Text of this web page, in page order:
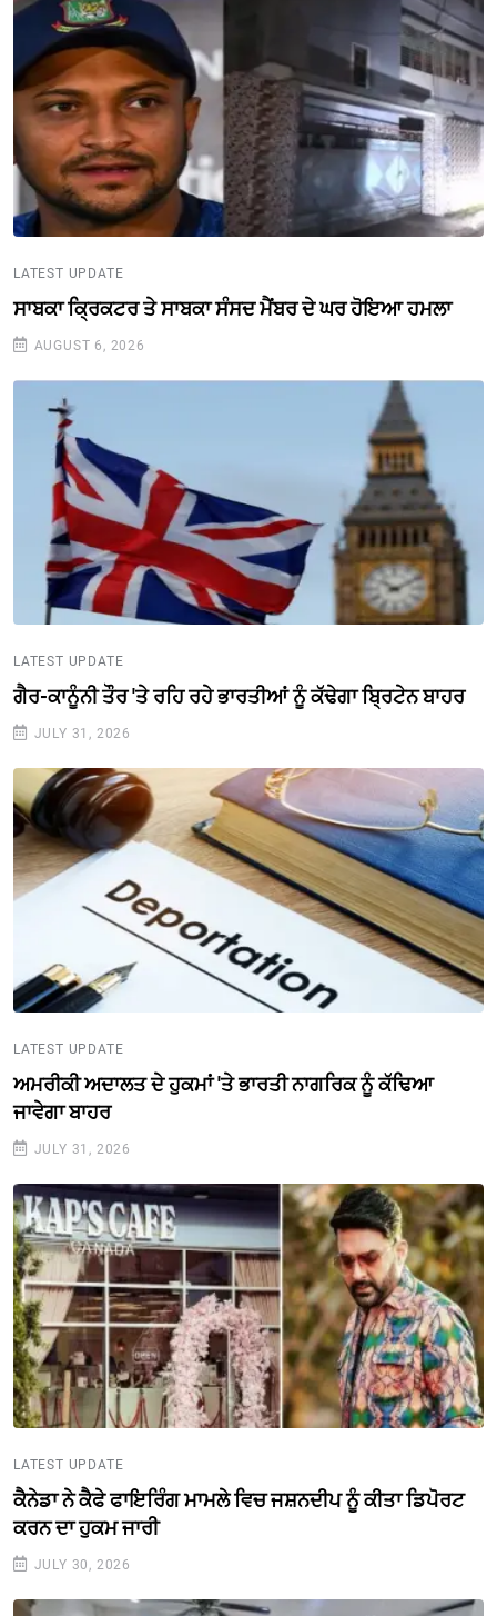
LATEST UPDATE
ਸਾਬਕਾ ਕ੍ਰਿਕਟਰ ਤੇ ਸਾਬਕਾ ਸੰਸਦ ਮੈਂਬਰ ਦੇ ਘਰ ਹੋਇਆ ਹਮਲਾ
AUGUST 6, 2026
LATEST UPDATE
ਗੈਰ-ਕਾਨੂੰਨੀ ਤੌਰ 'ਤੇ ਰਹਿ ਰਹੇ ਭਾਰਤੀਆਂ ਨੂੰ ਕੱਢੇਗਾ ਬ੍ਰਿਟੇਨ ਬਾਹਰ
JULY 31, 2026
LATEST UPDATE
ਅਮਰੀਕੀ ਅਦਾਲਤ ਦੇ ਹੁਕਮਾਂ 'ਤੇ ਭਾਰਤੀ ਨਾਗਰਿਕ ਨੂੰ ਕੱਢਿਆ
ਜਾਵੇਗਾ ਬਾਹਰ
JULY 31, 2026
LATEST UPDATE
ਕੈਨੇਡਾ ਨੇ ਕੈਫੇ ਫਾਇਰਿੰਗ ਮਾਮਲੇ ਵਿਚ ਜਸ਼ਨਦੀਪ ਨੂੰ ਕੀਤਾ ਡਿਪੋਰਟ
ਕਰਨ ਦਾ ਹੁਕਮ ਜਾਰੀ
JULY 30, 2026